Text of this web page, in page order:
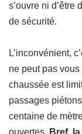
s’ouvre ni
de sécurité.
L’inconvénient,
ne peut pas
chaussée est
passages
centaine de